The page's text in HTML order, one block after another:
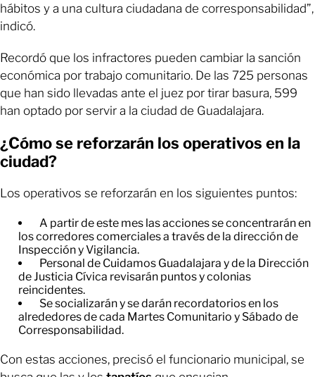
hábitos y a una cultura ciudadana de corresponsabilidad”,
indicó.
Recordó que los infractores pueden cambiar la sanción
económica por trabajo comunitario. De las 725 personas
que han sido llevadas ante el juez por tirar basura, 599
han optado por servir a la ciudad de Guadalajara.
¿Cómo se reforzarán los operativos en la
ciudad?
Los operativos se reforzarán en los siguientes puntos:
A partir de este mes las acciones se concentrarán en
los corredores comerciales a través de la dirección de
Inspección y Vigilancia.
Personal de Cuidamos Guadalajara y de la Dirección
de Justicia Cívica revisarán puntos y colonias
reincidentes.
Se socializarán y se darán recordatorios en los
alrededores de cada Martes Comunitario y Sábado de
Corresponsabilidad.
Con estas acciones, precisó el funcionario municipal, se